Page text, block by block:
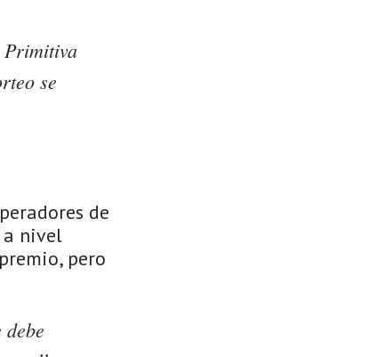
Primitiva
se
de
a nivel
pero